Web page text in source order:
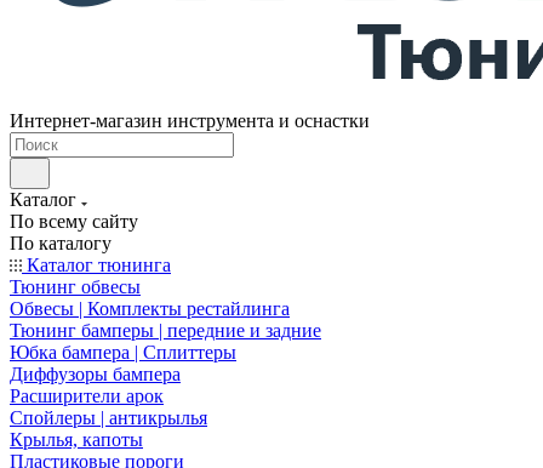
Интернет-магазин инструмента и оснастки
Каталог
По всему сайту
По каталогу
Каталог тюнинга
Тюнинг обвесы
Обвесы | Комплекты рестайлинга
Тюнинг бамперы | передние и задние
Юбка бампера | Сплиттеры
Диффузоры бампера
Расширители арок
Спойлеры | антикрылья
Крылья, капоты
Пластиковые пороги